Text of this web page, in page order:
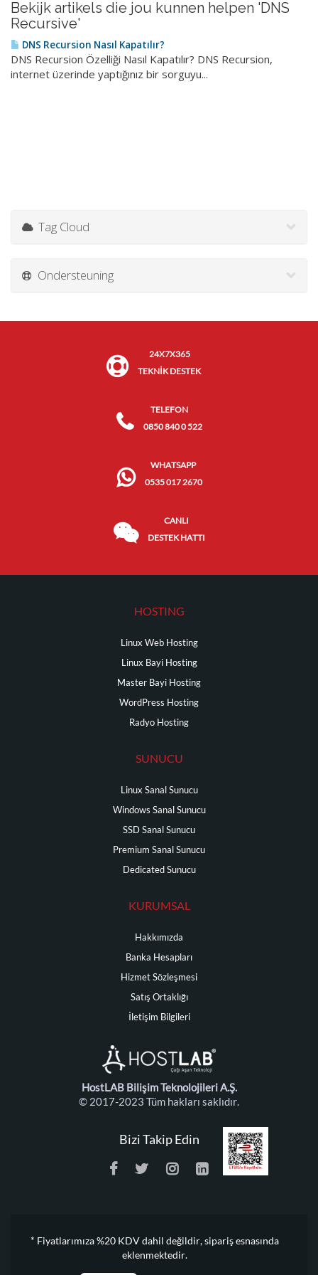
Bekijk artikels die jou kunnen helpen 'DNS
Recursive'
DNS Recursion Nasıl Kapatılır?
DNS Recursion Özelliği Nasıl Kapatılır? DNS Recursion,
internet üzerinde yaptığınız bir sorguyu...
Tag Cloud
Ondersteuning
24X7X365
TEKNİK DESTEK
TELEFON
0850 840 0 522
WHATSAPP
0535 017 2670
CANLI
DESTEK HATTI
HOSTING
Linux Web Hosting
Linux Bayi Hosting
Master Bayi Hosting
WordPress Hosting
Radyo Hosting
SUNUCU
Linux Sanal Sunucu
Windows Sanal Sunucu
SSD Sanal Sunucu
Premium Sanal Sunucu
Dedicated Sunucu
KURUMSAL
Hakkımızda
Banka Hesapları
Hizmet Sözleşmesi
Satış Ortaklığı
İletişim Bilgileri
HostLAB Bilişim Teknolojileri A.Ş.
© 2017-2023 Tüm hakları saklıdır.
Bizi Takip Edin
* Fiyatlarımıza %20 KDV dahil değildir, sipariş esnasında
eklenmektedir.